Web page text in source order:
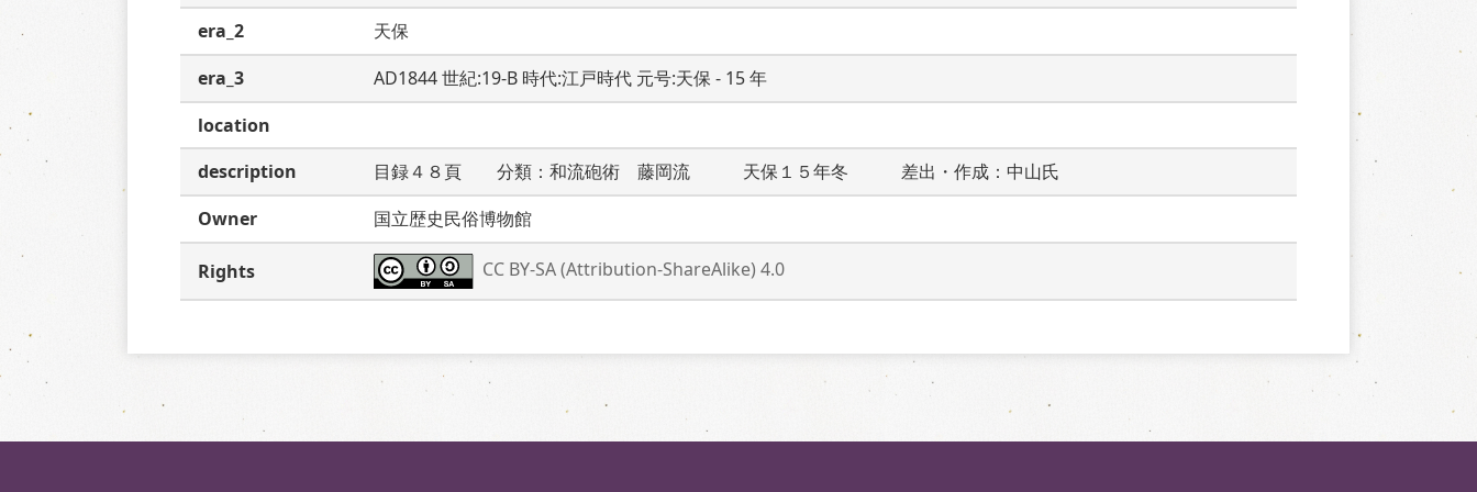
era_2
天保
era_3
AD1844 世紀:19-B 時代:江戸時代 元号:天保 - 15 年
location
description
目録４８頁　　分類：和流砲術　藤岡流　　　天保１５年冬　　　差出・作成：中山氏
Owner
国立歴史民俗博物館
Rights CC BY-SA (Attribution-ShareAlike) 4.0